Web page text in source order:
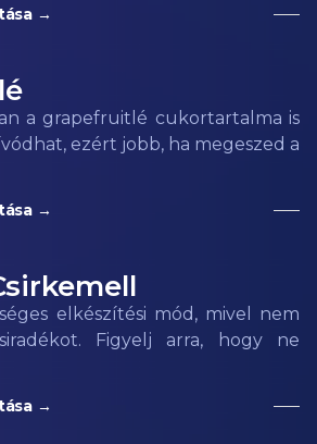
→
a grapefruitlé cukortartalma is
ezért jobb, ha megeszed a
→
elkészítési mód, mivel nem
Figyelj arra, hogy ne
→